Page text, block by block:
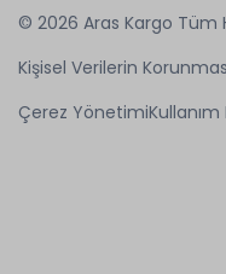
© 2026 Aras Kargo Tüm
Kişisel Verilerin
Çerez YönetimiKullanım